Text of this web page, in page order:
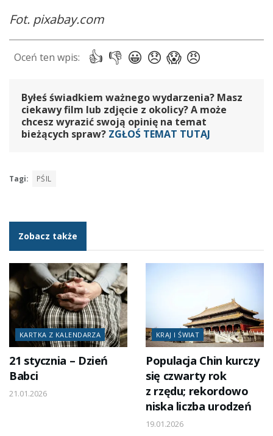
Fot. pixabay.com
Byłeś świadkiem ważnego wydarzenia? Masz
ciekawy film lub zdjęcie z okolicy? A może
chcesz wyrazić swoją opinię na temat
bieżących spraw? ZGŁOŚ TEMAT TUTAJ
Tagi: PŚIL
Zobacz także
KARTKA Z KALENDARZA
21 stycznia – Dzień
Babci
21.01.2026
KRAJ I ŚWIAT
Populacja Chin kurczy
się czwarty rok
z rzędu; rekordowo
niska liczba urodzeń
19.01.2026